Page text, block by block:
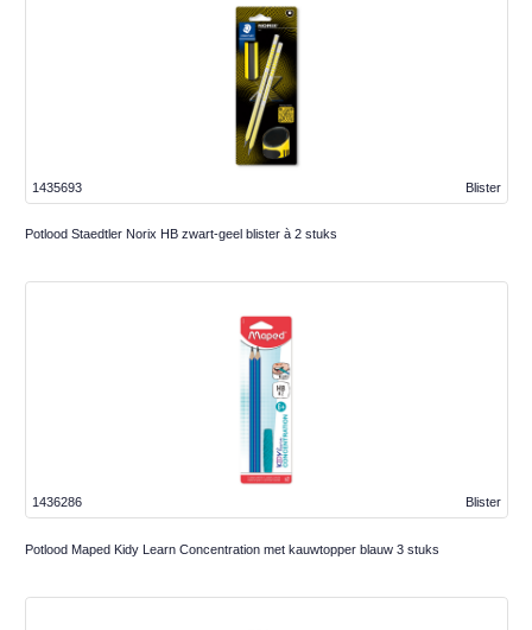
Blister
1435693
Potlood Staedtler Norix HB zwart-geel blister à 2 stuks
Blister
1436286
Potlood Maped Kidy Learn Concentration met kauwtopper blauw 3 stuks